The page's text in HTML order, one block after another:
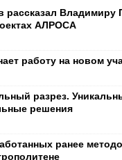
Владимиру
АЛРОСА
работу на новом
разрез.
решения
ранее